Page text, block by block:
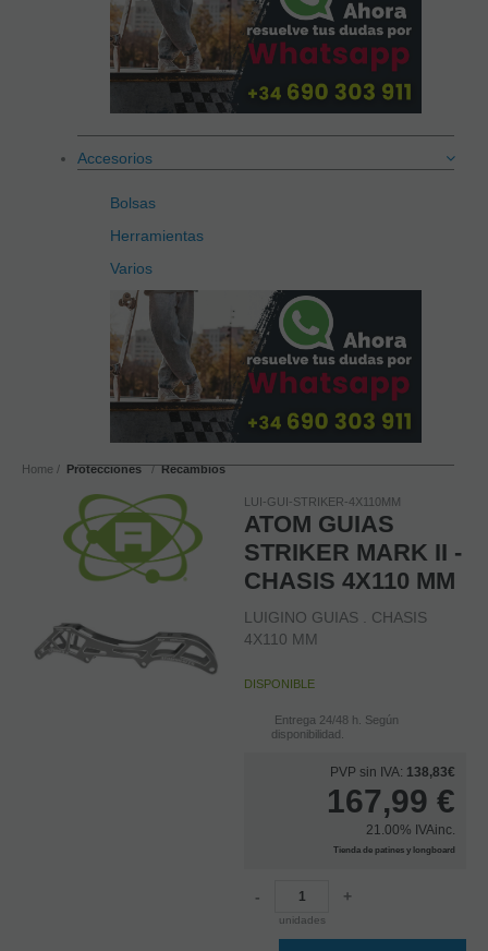
Accesorios
Bolsas
Herramientas
Varios
Home Protecciones Recambios
LUI-GUI-STRIKER-4X110MM
ATOM GUIAS
STRIKER MARK II -
CHASIS 4X110 MM
LUIGINO GUIAS . CHASIS
4X110 MM
DISPONIBLE
Entrega 24/48 h. Según
disponibilidad.
PVP sin IVA: 138,83€
167,99 €
21.00% IVAinc.
Tienda de patines y longboard
-
unidades
+